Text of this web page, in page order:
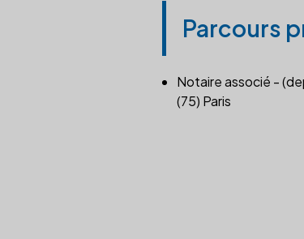
Parcours
Notaire associé -
(75) Paris